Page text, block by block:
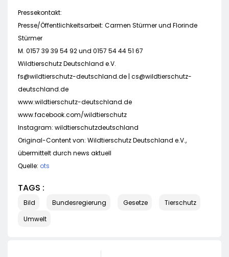
Pressekontakt:
Presse/Öffentlichkeitsarbeit: Carmen Stürmer und Florinde
Stürmer
M. 0157 39 39 54 92 und 0157 54 44 51 67
Wildtierschutz Deutschland e.V.
fs@wildtierschutz-deutschland.de | cs@wildtierschutz-
deutschland.de
www.wildtierschutz-deutschland.de
www.facebook.com/wildtierschutz
Instagram: wildtierschutzdeutschland
Original-Content von: Wildtierschutz Deutschland e.V.,
übermittelt durch news aktuell
Quelle: ots
TAGS :
Bild Bundesregierung Gesetze
Tierschutz
Umwelt